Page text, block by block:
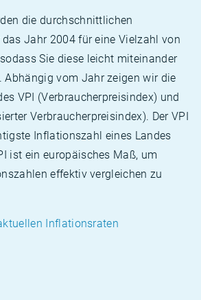
die durchschnittlichen
Jahr 2004 für eine Vielzahl von
Sie diese leicht miteinander
Abhängig vom Jahr zeigen wir die
VPI (Verbraucherpreisindex) und
Verbraucherpreisindex). Der VPI
Inflationszahl eines Landes
ist ein europäisches Maß, um
effektiv vergleichen zu
Inflationsraten